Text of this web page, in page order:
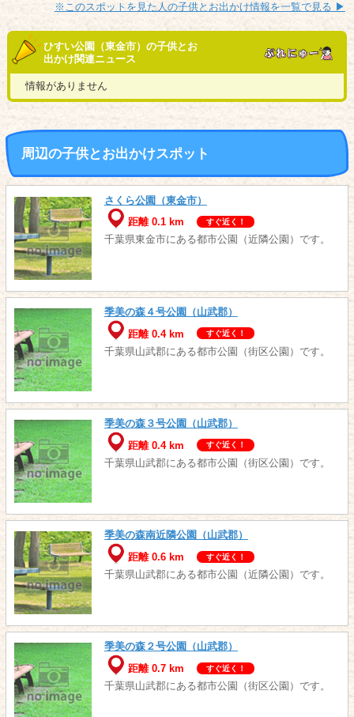
※このスポットを見た人の子供とお出かけ情報を一覧で見る ▶︎
ひすい公園（東金市）の子供とお
出かけ関連ニュース
情報がありません
周辺の子供とお出かけスポット
さくら公園（東金市）
距離 0.1 km
すぐ近く！
千葉県東金市にある都市公園（近隣公園）です。
季美の森４号公園（山武郡）
距離 0.4 km
すぐ近く！
千葉県山武郡にある都市公園（街区公園）です。
季美の森３号公園（山武郡）
距離 0.4 km
すぐ近く！
千葉県山武郡にある都市公園（街区公園）です。
季美の森南近隣公園（山武郡）
距離 0.6 km
すぐ近く！
千葉県山武郡にある都市公園（近隣公園）です。
季美の森２号公園（山武郡）
距離 0.7 km
すぐ近く！
千葉県山武郡にある都市公園（街区公園）です。